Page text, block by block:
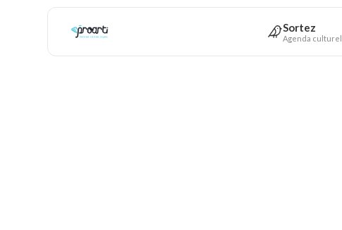
Sortez
Agenda culturel